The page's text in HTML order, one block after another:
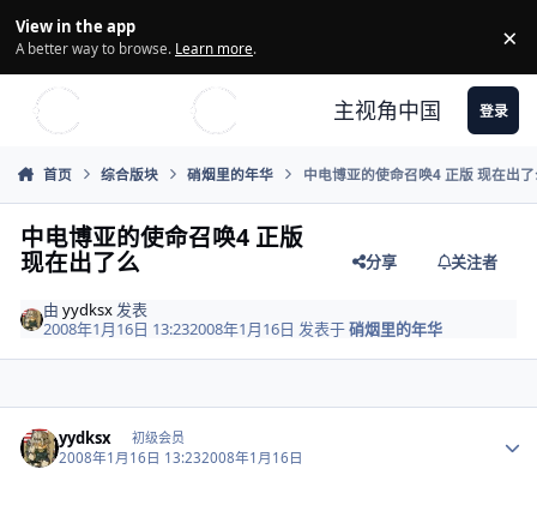
View in the app
A better way to browse. Learn more. ×
主视角中国 登录
首页 综合版块 硝烟里的年华 中电博亚的使命召唤4 正版 现在出
中电博亚的使命召唤4 正版
现在出了么 分享 关注者
由yydksx 发表
2008年1月16日 13:232008年1月16日 发表于硝烟里的年华
yydksx 初级会员
2008年1月16日 13:232008年1月16日